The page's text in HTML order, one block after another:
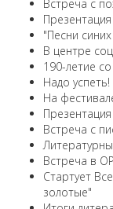
Встреча с
"Песни
В центре
190-летие
Надо успеть!
На
Встреча с
Встреча в
Cтартует
золотые"